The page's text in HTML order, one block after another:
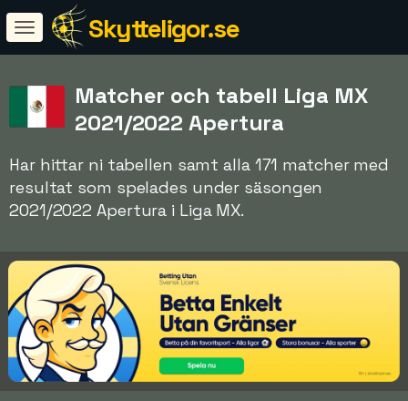
Skytteligor.se
Matcher och tabell Liga MX
2021/2022 Apertura
Har hittar ni tabellen samt alla 171 matcher med
resultat som spelades under säsongen
2021/2022 Apertura i Liga MX.